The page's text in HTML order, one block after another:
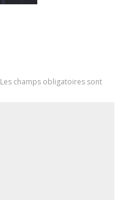
Les champs obligatoires sont